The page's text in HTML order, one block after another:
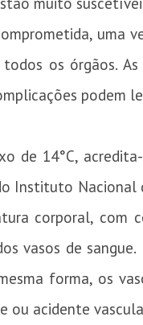
uma
os órgãos.
podem
de 14°C,
Instituto Nacional
corporal, com
vasos de
forma, os
ou acidente